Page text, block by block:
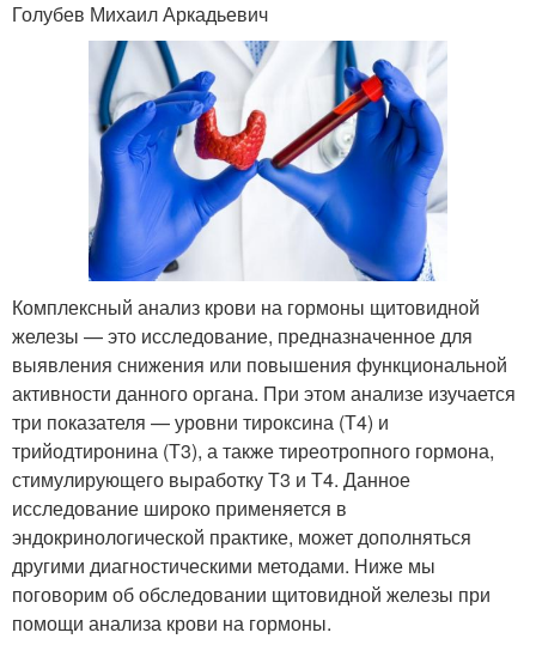
Голубев Михаил Аркадьевич
Комплексный анализ крови на гормоны щитовидной
железы — это исследование, предназначенное для
выявления снижения или повышения функциональной
активности данного органа. При этом анализе изучается
три показателя — уровни тироксина (Т4) и
трийодтиронина (Т3), а также тиреотропного гормона,
стимулирующего выработку Т3 и Т4. Данное
исследование широко применяется в
эндокринологической практике, может дополняться
другими диагностическими методами. Ниже мы
поговорим об обследовании щитовидной железы при
помощи анализа крови на гормоны.